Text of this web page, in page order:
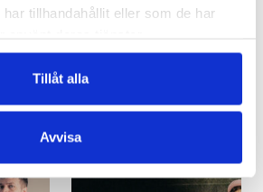
tillhandahållit eller som de har
Tillåt alla
Avvisa